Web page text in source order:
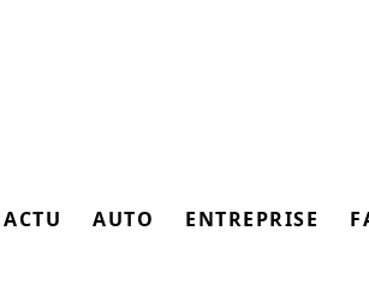
ACTU AUTO ENTREPRISE